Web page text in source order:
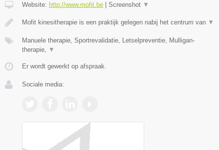
Website: http://www.mofit.be | Screenshot ▼
Mofit kinesitherapie is een praktijk gelegen nabij het centrum van ▼
Manuele therapie, Sportrevalidatie, Letselpreventie, Mulligan-
therapie,
▼
Er wordt gewerkt op afspraak.
Sociale media: